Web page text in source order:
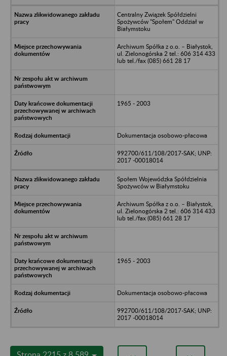
Centralny Związek Spółdzielni
Spożywców "Społem" Oddział w
Białymstoku
Archiwum Spółka z o.o. – Białystok,
ul. Zielonogórska 2 tel.: 606 314 433
lub tel./fax (085) 661 28 17
1965 - 2003
Dokumentacja osobowo-płacowa
992700/611/108/2017-SAK; UNP:
2017 -00018014
Społem Wojewódzka Spółdzielnia
Spożywców w Białymstoku
Archiwum Spółka z o.o. – Białystok,
ul. Zielonogórska 2 tel.: 606 314 433
lub tel./fax (085) 661 28 17
1965 - 2003
Dokumentacja osobowo-płacowa
992700/611/108/2017-SAK; UNP:
2017 -00018014